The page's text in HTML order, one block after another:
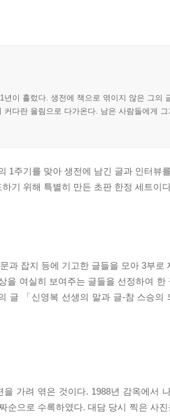
이 흘렀다. 생전에 책으로 엮이지 않은 그의
다란 울림으로 다가온다. 남은 사람들에게
1주기를 맞아 생전에 남긴 글과 인터뷰
기 위해 특별히 만든 초판 한정 세트이
과 잡지 등에 기고한 글들을 모아 3부
을 여실히 보여주는 글들을 선정하여
글 「신영복 선생의 말과 글-참 스승
가려 엮은 것이다. 1988년 감옥에서
순으로 수록하였다. 대담 당시 찍은 사